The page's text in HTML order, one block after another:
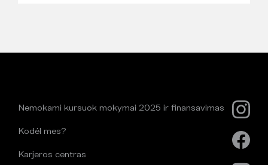
Nemokami kursuok mokymai 2025 ir finansavimas
Kodėl mes?
Karjeros centras